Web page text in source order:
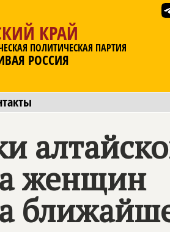
КРАЙ
ПОЛИТИЧЕСКАЯ ПАРТИЯ
РОССИЯ
женщин